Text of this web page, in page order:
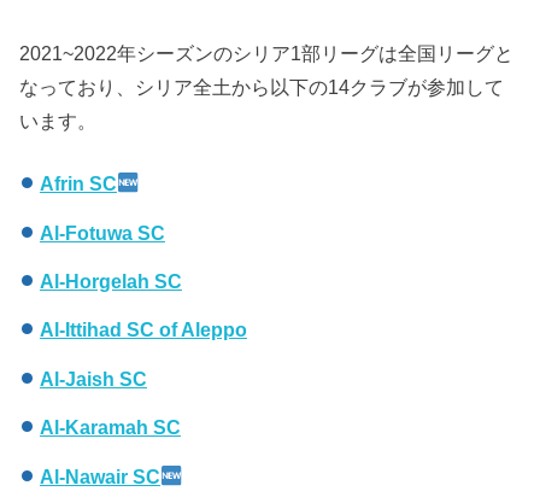
2021~2022年シーズンのシリア1部リーグは全国リーグと
なっており、シリア全土から以下の14クラブが参加して
います。
Afrin SC
Al-Fotuwa SC
Al-Horgelah SC
Al-Ittihad SC of Aleppo
Al-Jaish SC
Al-Karamah SC
Al-Nawair SC